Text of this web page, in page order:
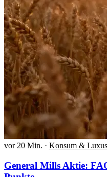
vor 20 Min. · Konsum & Luxus
General Mills Aktie: